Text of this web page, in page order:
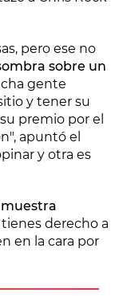
pero ese no
sobre un
gente
y tener su
premio por el
apuntó el
y otra es
derecho a
en la cara por